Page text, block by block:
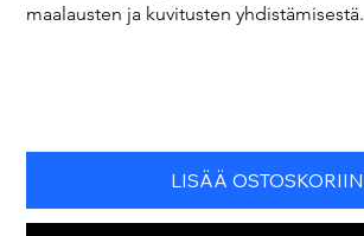
maalausten ja kuvitusten yhdistämisestä.
LISÄÄ OSTOSKORIIN